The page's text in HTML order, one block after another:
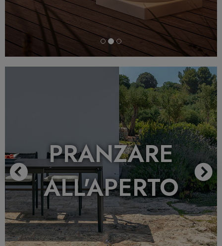
PRANZARE
ALL'APERTO